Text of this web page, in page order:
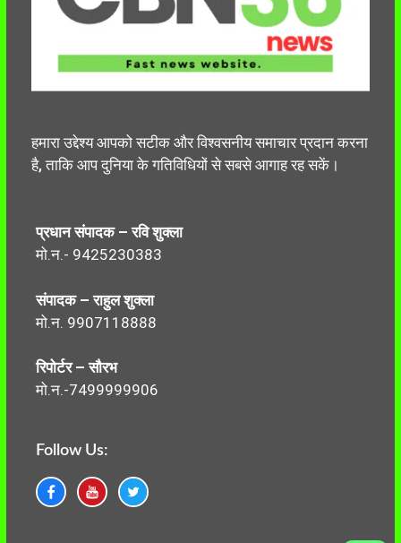
हमारा उद्देश्य आपको सटीक और विश्वसनीय समाचार प्रदान करना
है, ताकि आप दुनिया के गतिविधियों से सबसे आगाह रह सकें।
प्रधान संपादक – रवि शुक्ला
मो.न.- 9425230383
संपादक – राहुल शुक्ला
मो.न. 9907118888
रिपोर्टर – सौरभ
मो.न.-7499999906
Follow Us: